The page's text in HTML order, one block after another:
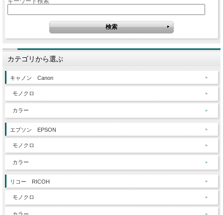
カテゴリから選ぶ
キャノン Canon
モノクロ
カラー
エプソン EPSON
モノクロ
カラー
リコー RICOH
モノクロ
カラー